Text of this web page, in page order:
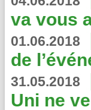
va vous
01.06.2018
de
31.05.2018
Uni ne